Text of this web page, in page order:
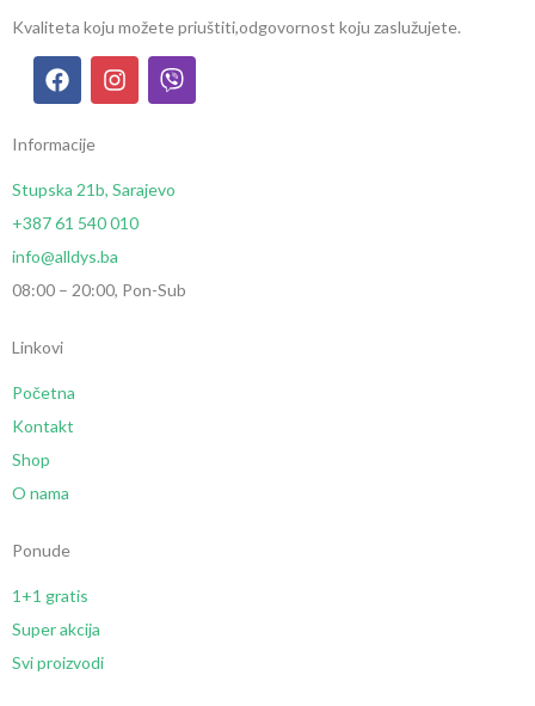
Kvaliteta koju možete priuštiti,odgovornost koju zaslužujete.
Informacije
Stupska 21b, Sarajevo
+387 61 540 010
info@alldys.ba
08:00 – 20:00, Pon-Sub
Linkovi
Početna
Kontakt
Shop
O nama
Ponude
1+1 gratis
Super akcija
Svi proizvodi